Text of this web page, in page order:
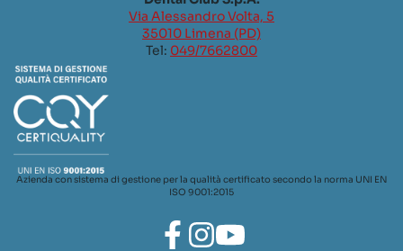
Via Alessandro Volta, 5
35010 Limena (PD)
Tel: 049/7662800
Azienda con sistema di gestione per la qualità certificato secondo la norma UNI EN
ISO 9001:2015